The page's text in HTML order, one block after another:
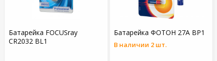
Батарейка FOCUSray
CR2032 BL1
Батарейка ФОТОН 27A BP1
В наличии 2 шт.